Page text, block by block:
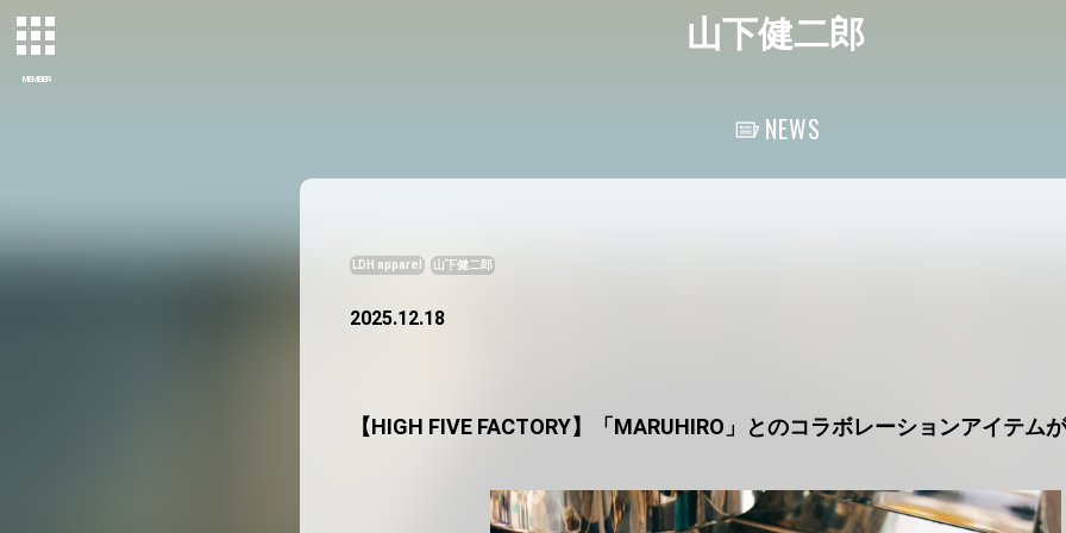
MEMBER
山下健二郎
NEWS
LDH apparel 山下健二郎
2025.12.18
【HIGH FIVE FACTORY】「MARUHIRO」とのコラボレーションアイテム